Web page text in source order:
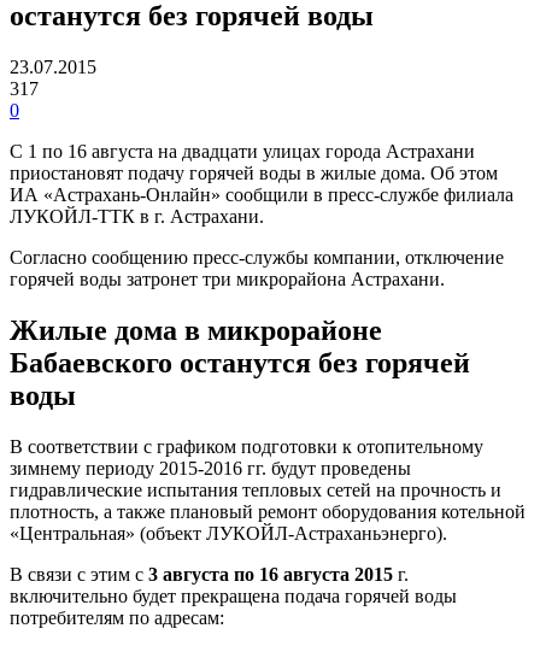
останутся без горячей воды
23.07.2015
317
0
С 1 по 16 августа на двадцати улицах города Астрахани
приостановят подачу горячей воды в жилые дома. Об этом
ИА «Астрахань-Онлайн» сообщили в пресс-службе филиала
ЛУКОЙЛ-ТТК в г. Астрахани.
Согласно сообщению пресс-службы компании, отключение
горячей воды затронет три микрорайона Астрахани.
Жилые дома в микрорайоне
Бабаевского останутся без горячей
воды
В соответствии с графиком подготовки к отопительному
зимнему периоду 2015-2016 гг. будут проведены
гидравлические испытания тепловых сетей на прочность и
плотность, а также плановый ремонт оборудования котельной
«Центральная» (объект ЛУКОЙЛ-Астраханьэнерго).
В связи с этим с 3 августа по 16 августа 2015 г.
включительно будет прекращена подача горячей воды
потребителям по адресам: